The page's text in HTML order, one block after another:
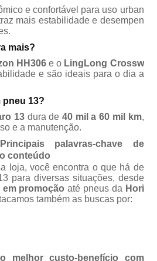
e confortável para uso urban
mais estabilidade e desempen
mais?
HH306 e o LingLong Crossw
e são ideais para o dia a
pneu 13?
13dura de40 mil a 60 mil km,
e a manutenção.
palavras-chave de
conteúdo
loja, você encontra o que há de
para diversas situações, desde
promoção até pneus da Hori
também as buscas por:
melhor custo-benefício com